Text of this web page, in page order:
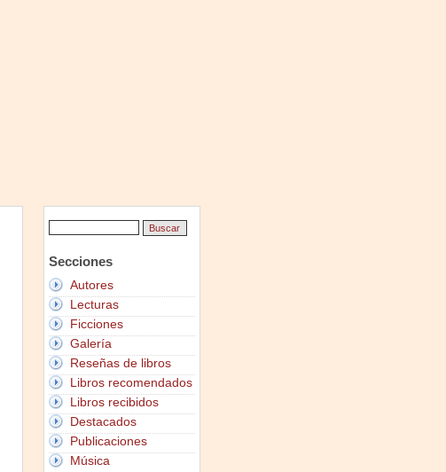
Secciones
Autores
Lecturas
Ficciones
Galería
Reseñas de libros
Libros recomendados
Libros recibidos
Destacados
Publicaciones
Música